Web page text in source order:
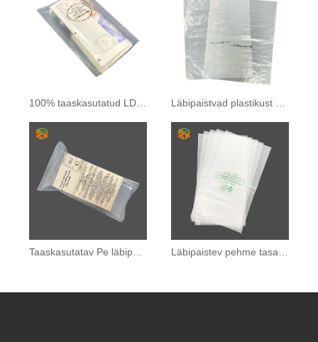
100% taaskasutatud LDPE kott Läbipaistvad plastikust LDPE kotid
Taaskasutatav Pe läbipaistev pakendikott